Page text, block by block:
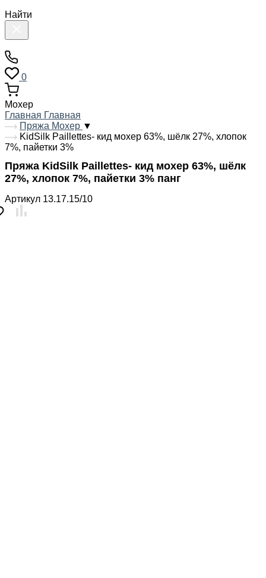
Найти
0
Мохер
Главная Главная
Пряжа Мохер ▼
KidSilk Paillettes- кид мохер 63%, шёлк 27%, хлопок
7%, пайетки 3%
Пряжа KidSilk Paillettes- кид мохер 63%, шёлк
27%, хлопок 7%, пайетки 3% панг
Артикул 13.17.15/10